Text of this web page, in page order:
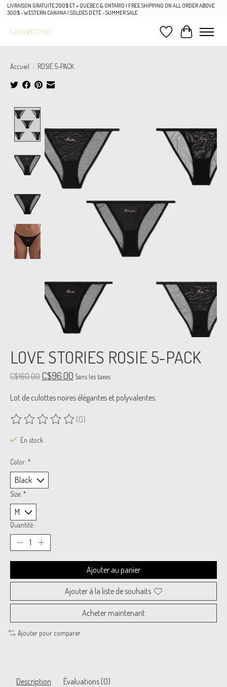
LIVRAISON GRATUITE 200$ ET + QUÉBEC & ONTARIO | FREE SHIPPING ON ALL ORDER ABOVE
300$ - WESTERN CANANA | SOLDES D'ÉTÉ - SUMMER SALE
Liste de souhaits
Panier
Accueil / ROSIE 5-PACK
LOVE STORIES ROSIE 5-PACK
C$160.00 C$96.00 Sans les taxes
Lot de culottes noires élégantes et polyvalentes.
Ce produit est évalué à0
(0)
En stock
Color: *
Size: *
Quantité :
Ajouter au panier
Ajouter à la liste de souhaits
Acheter maintenant
Ajouter pour comparer
Description Évaluations (0)